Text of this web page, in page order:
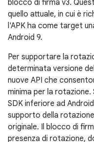
blocco di firma v3.
quello attuale, in cui è
l'APK ha come target
Android 9.
Per supportare la
determinata versione
nuove API che
minima per la
SDK inferiore ad
supporto della
originale. Il blocco di
presenza di rotazione,